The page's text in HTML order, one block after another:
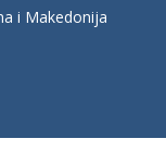
i Makedonija